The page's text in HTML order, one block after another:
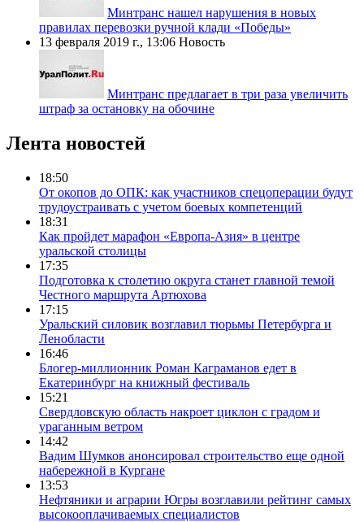
Минтранс нашел нарушения в новых
правилах перевозки ручной клади «Победы»
13 февраля 2019 г., 13:06 Новость
Минтранс предлагает в три раза увеличить
штраф за остановку на обочине
Лента новостей
18:50
От окопов до ОПК: как участников спецоперации будут
трудоустраивать с учетом боевых компетенций
18:31
Как пройдет марафон «Европа-Азия» в центре
уральской столицы
17:35
Подготовка к столетию округа станет главной темой
Честного маршрута Артюхова
17:15
Уральский силовик возглавил тюрьмы Петербурга и
Ленобласти
16:46
Блогер-миллионник Роман Каграманов едет в
Екатеринбург на книжный фестиваль
15:21
Свердловскую область накроет циклон с градом и
ураганным ветром
14:42
Вадим Шумков анонсировал строительство еще одной
набережной в Кургане
13:53
Нефтяники и аграрии Югры возглавили рейтинг самых
высокооплачиваемых специалистов